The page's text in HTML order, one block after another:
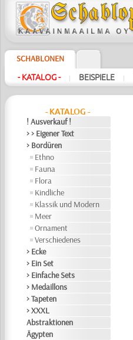
SCHABLONEN
- KATALOG - | BEISPIELE |
- KATALOG -
! Ausverkauf !
> > Eigener Text
> Bordüren
Ethno
Fauna
Flora
Kindliche
Klassik und Modern
Meer
Ornament
Verschiedenes
> Ecke
> Ein Set
> Einfache Sets
> Medaillons
> Tapeten
> XXXL
Abstraktionen
Ägypten